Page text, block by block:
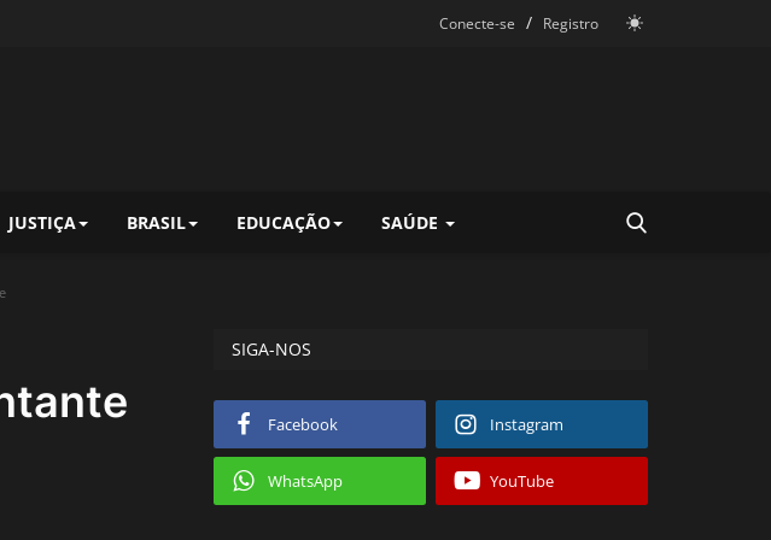
Conecte-se / Registro
JUSTIÇA BRASIL EDUCAÇÃO SAÚDE
SIGA-NOS
Facebook Instagram
WhatsApp YouTube